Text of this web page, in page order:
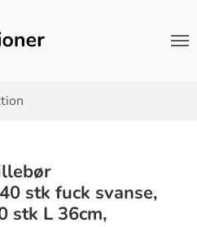
stk fuck svanse,
stk L 36cm,